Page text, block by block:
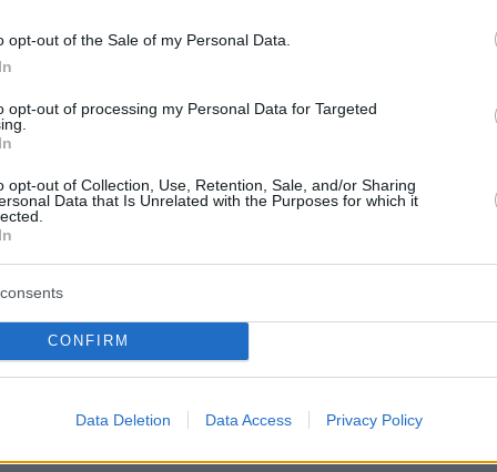
opt-out of the Sale of my Personal Data.
opt-out of processing my Personal Data for Targeted
opt-out of Collection, Use, Retention, Sale, and/or Sharing
Data that Is Unrelated with the Purposes for which it
CONFIRM
Data Deletion Data Access Privacy Policy
η Τζόνσον τονίζοντας ότι είναι πλέον
μετρηθεί η επιτυχία αποκλειστικά με βάση
του box office». Και πρόσθεσε: «
η κατάσταση σήμερα. Το Jurassic World
και φυσικά, γνώριζαν ότι θα πήγαινε
εξαιρετικά καλά. Νιώθω τόσο
που ο κόσμος πηγαίνει στον
Ακόμα και το Materialists τα πήγε
μια τόσο μικρή παραγωγή και αυτό είναι
συναρπαστικό».
η επιτυχία μετριέται πλέον από το « αν ο